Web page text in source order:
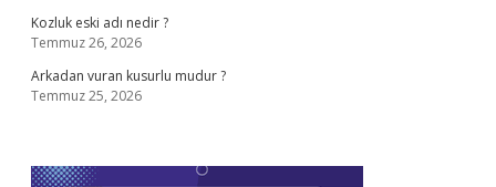
Kozluk eski adı nedir ?
Temmuz 26, 2026
Arkadan vuran kusurlu mudur ?
Temmuz 25, 2026